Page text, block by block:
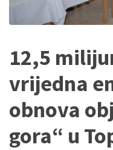
12,5
vrijedna
obnova
gora“ u